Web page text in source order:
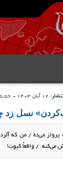
12 آبان 1403 - 15:56
نسل زد
می‌ده / من که
می‌کنه. / واقعاً کیوت!